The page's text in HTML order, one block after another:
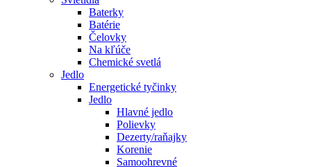
Baterky
Batérie
Čelovky
Na kľúče
Chemické svetlá
Jedlo
Energetické tyčinky
Jedlo
Hlavné jedlo
Polievky
Dezerty/raňajky
Korenie
Samoohrevné